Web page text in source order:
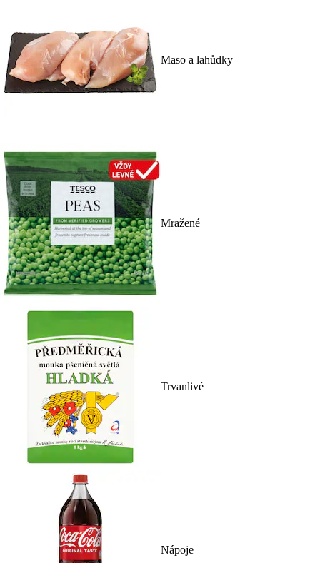
Maso a lahůdky
Mražené
Trvanlivé
Nápoje